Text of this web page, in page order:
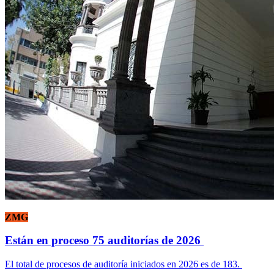
ZMG
Están en proceso 75 auditorías de 2026
El total de procesos de auditoría iniciados en 2026 es de 183.